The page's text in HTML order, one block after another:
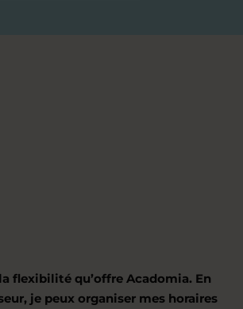
flexibilité qu’offre Acadomia. En
je peux organiser mes horaires